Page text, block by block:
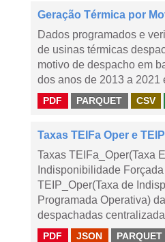
Geração Térmica por
Dados programados e
de usinas térmicas
motivo de despacho em
dos anos de 2013 a 2021
PDF PARQUET CSV
Taxas TEIFa Oper e
Taxas TEIFa_Oper(Taxa
Indisponibilidade
TEIP_Oper(Taxa de
Programada Operativa)
despachadas
PDF JSON PARQUET